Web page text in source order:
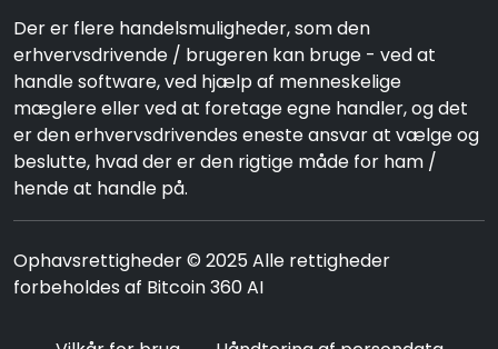
Der er flere handelsmuligheder, som den
erhvervsdrivende / brugeren kan bruge - ved at
handle software, ved hjælp af menneskelige
mæglere eller ved at foretage egne handler, og det
er den erhvervsdrivendes eneste ansvar at vælge og
beslutte, hvad der er den rigtige måde for ham /
hende at handle på.
Ophavsrettigheder © 2025 Alle rettigheder
forbeholdes af Bitcoin 360 AI